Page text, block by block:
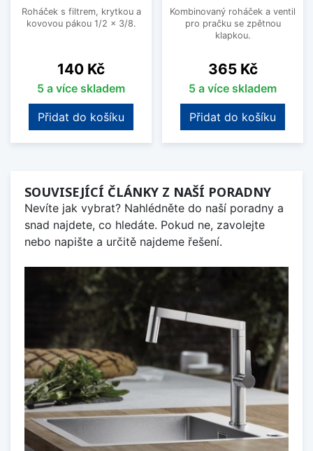
Roháček s filtrem, krytkou a
kovovou pákou 1/2 x 3/8.
Cena
140 Kč
5 a více skladem
Přidat do košíku
Kombinovaný roháček a ventil
pro pračku se zpětnou
klapkou.
Cena
365 Kč
5 a více skladem
Přidat do košíku
SOUVISEJÍCÍ ČLÁNKY Z NAŠÍ PORADNY
Nevíte jak vybrat? Nahlédněte do naší poradny a
snad najdete, co hledáte. Pokud ne, zavolejte
nebo napište a určitě najdeme řešení.